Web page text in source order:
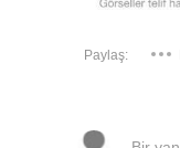
Paylaş: